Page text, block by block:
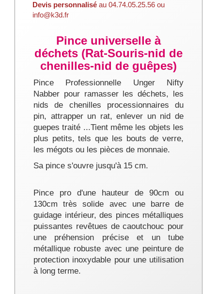
Devis personnalisé au 04.74.05.25.56 ou
info@k3d.fr
Pince universelle à
déchets (Rat-Souris-nid de
chenilles-nid de guêpes)
Pince Professionnelle Unger Nifty
Nabber pour ramasser les déchets, les
nids de chenilles processionnaires du
pin, attrapper un rat, enlever un nid de
guepes traité ...Tient même les objets les
plus petits, tels que les bouts de verre,
les mégots ou les pièces de monnaie.
Sa pince s'ouvre jusqu'à 15 cm.
Pince pro d'une hauteur de 90cm ou
130cm très solide avec une barre de
guidage intérieur, des pinces métalliques
puissantes revêtues de caoutchouc pour
une préhension précise et un tube
métallique robuste avec une peinture de
protection inoxydable pour une utilisation
à long terme.